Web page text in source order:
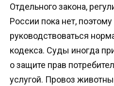
Отдельного закона,
России пока нет,
руководствоваться
кодекса. Суды иногда
о защите прав
услугой. Провоз